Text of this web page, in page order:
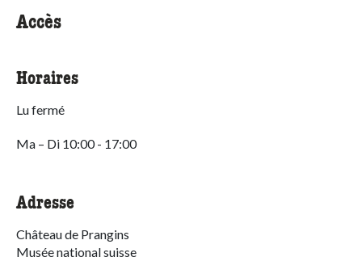
Accès
Horaires
Lufermé
Ma – Di 10:00 - 17:00
Adresse
Château de Prangins
Musée national suisse